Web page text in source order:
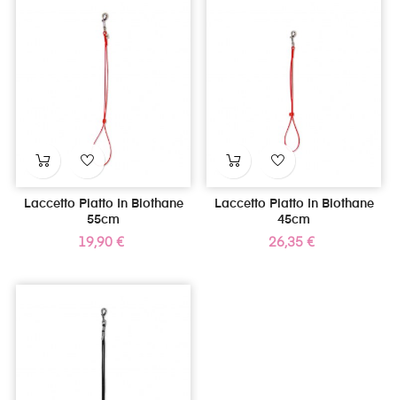
Laccetto Piatto In Biothane
55cm
Prezzo
19,90 €
Laccetto Piatto In Biothane
45cm
Prezzo
26,35 €